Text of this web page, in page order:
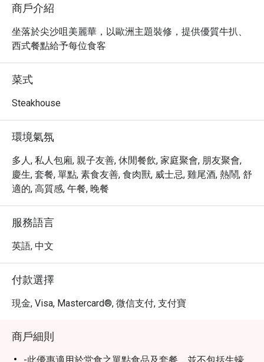
商戶介紹
坐落於尖沙咀美麗華，以歐洲主題裝修，提供優質牛扒、
西式餐點給予每位食客
菜式
Steakhouse
環境氣氛
多人, 私人包廂, 親子友善, 休閒餐飲, 家庭聚會, 朋友聚會,
慶生, 套餐, 單點, 素食友善, 食肉獸, 威士忌, 雞尾酒, 熱鬧, 舒
適的, 高質感, 午餐, 晚餐
服務語言
英語, 中文
付款選擇
現金, Visa, Mastercard®, 微信支付, 支付寶
商戶細則